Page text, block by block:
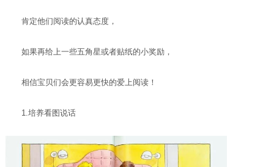
肯定他们阅读的认真态度，
如果再给上一些五角星或者贴纸的小奖励，
相信宝贝们会更容易更快的爱上阅读！
1.培养看图说话